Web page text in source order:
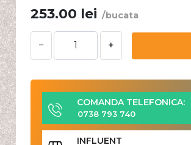
253.00 lei /bucata
− +
COMANDA TELEFONICA:
0738 793 740
INFLUENT